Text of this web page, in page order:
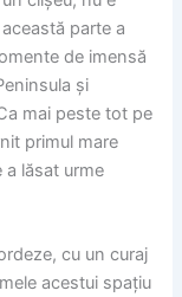
parte a
de imensă
și
mai peste tot pe
primul mare
a lăsat urme
cu un curaj
acestui spațiu